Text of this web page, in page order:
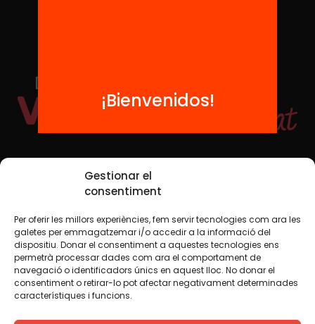
Gestionar el
consentiment
Per oferir les millors experiències, fem servir tecnologies com ara les
galetes per emmagatzemar i/o accedir a la informació del
dispositiu. Donar el consentiment a aquestes tecnologies ens
permetrà processar dades com ara el comportament de
navegació o identificadors únics en aquest lloc. No donar el
consentiment o retirar-lo pot afectar negativament determinades
característiques i funcions.
Redes sociales
TWT YTB IG FB IN
Aviso legalPolítica de cookies
¡Bienvenidos!